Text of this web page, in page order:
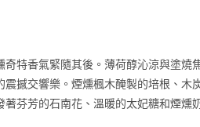
特香氣緊隨其後。薄荷醇沁涼與塗燒
撼交響樂。煙燻楓木醃製的培根、木
芬芳的石南花、溫暖的太妃糖和煙燻